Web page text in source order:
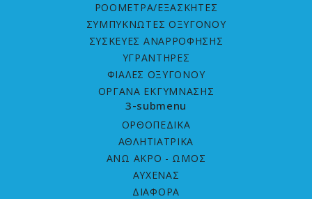
ΡΟΟΜΕΤΡΑ/ΕΞΑΣΚΗΤΕΣ
ΣΥΜΠΥΚΝΩΤΕΣ ΟΞΥΓΟΝΟΥ
ΣΥΣΚΕΥΕΣ ΑΝΑΡΡΟΦΗΣΗΣ
ΥΓΡΑΝΤΗΡΕΣ
ΦΙΑΛΕΣ ΟΞΥΓΟΝΟΥ
ΟΡΓΑΝΑ ΕΚΓΥΜΝΑΣΗΣ
3-submenu
ΟΡΘΟΠΕΔΙΚΑ
ΑΘΛΗΤΙΑΤΡΙΚΑ
ΑΝΩ ΑΚΡΟ - ΩΜΟΣ
ΑΥΧΕΝΑΣ
ΔΙΑΦΟΡΑ